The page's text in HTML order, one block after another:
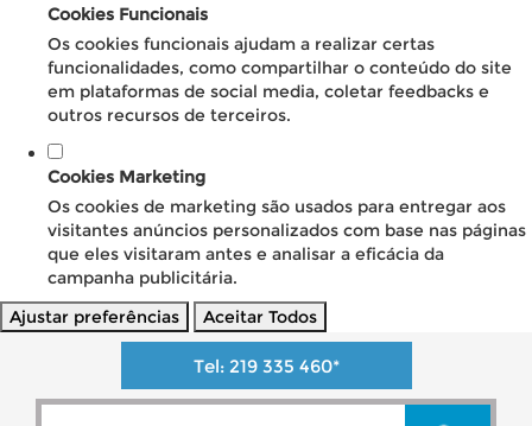
Cookies Funcionais
Os cookies funcionais ajudam a realizar certas
funcionalidades, como compartilhar o conteúdo do site
em plataformas de social media, coletar feedbacks e
outros recursos de terceiros.
Cookies Marketing
Os cookies de marketing são usados para entregar aos
visitantes anúncios personalizados com base nas páginas
que eles visitaram antes e analisar a eficácia da
campanha publicitária.
Ajustar preferências
Aceitar Todos
Tel: 219 335 460*